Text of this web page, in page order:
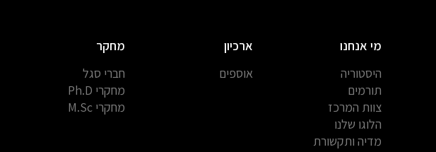
מי אנחנו
היסטוריה
תורמים
צוות המרכז
הלוגו שלנו
מדיה ותקשורת
ארכיון
אוספים
מחקר
חברי סגל
מחקרי Ph.D
מחקרי M.Sc